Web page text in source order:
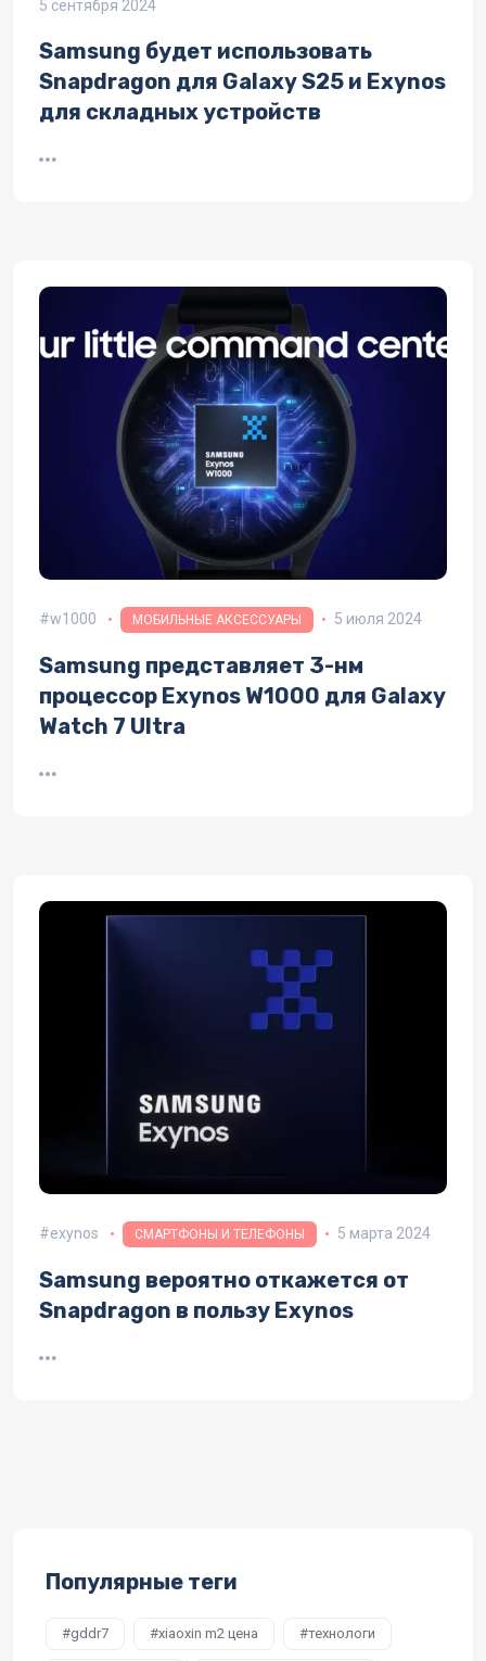
5 сентября 2024
Samsung будет использовать
Snapdragon для Galaxy S25 и Exynos
для складных устройств
w1000 МОБИЛЬНЫЕ АКСЕССУАРЫ 5 июля 2024
Samsung представляет 3-нм
процессор Exynos W1000 для Galaxy
Watch 7 Ultra
exynos СМАРТФОНЫ И ТЕЛЕФОНЫ 5 марта 2024
Samsung вероятно откажется от
Snapdragon в пользу Exynos
Популярные теги
gddr7 xiaoxin m2 цена технологи